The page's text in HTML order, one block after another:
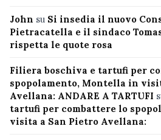
John su Si insedia il nuovo
Pietracatella e il sindaco
rispetta le quote rosa
Filiera boschiva e tartufi per
spopolamento, Montella in
Avellana: ANDARE A TARTUFI
tartufi per combattere lo
visita a San Pietro Avellana: